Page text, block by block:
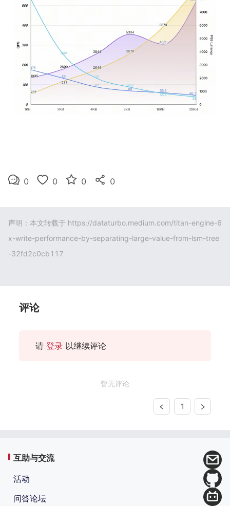
0 0 0 0
声明：本文转载于 https://dataturbo.medium.com/titan-engine-6
x-write-performance-by-separating-large-value-from-lsm-tree
-32fd2c0cb117
评论
请 登录 以继续评论
暂无评论
1
互助与交流
活动
问答论坛